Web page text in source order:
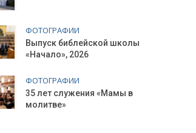
ФОТОГРАФИИ
Выпуск библейской школы
«Начало», 2026
ФОТОГРАФИИ
35 лет служения «Мамы в
молитве»